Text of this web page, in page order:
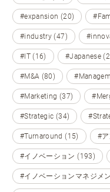
#expansion (20)
#industry (47)
#IT (16) #Japanese
#M&A (80)
#Marketing (37)
#Strategic (34)
#Turnaround (15) #
#イノベーション (193)
#イノベーションマネジメ